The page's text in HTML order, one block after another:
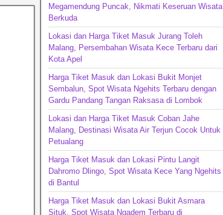
Megamendung Puncak, Nikmati Keseruan Wisata
Berkuda
Lokasi dan Harga Tiket Masuk Jurang Toleh
Malang, Persembahan Wisata Kece Terbaru dari
Kota Apel
Harga Tiket Masuk dan Lokasi Bukit Monjet
Sembalun, Spot Wisata Ngehits Terbaru dengan
Gardu Pandang Tangan Raksasa di Lombok
Lokasi dan Harga Tiket Masuk Coban Jahe
Malang, Destinasi Wisata Air Terjun Cocok Untuk
Petualang
Harga Tiket Masuk dan Lokasi Pintu Langit
Dahromo Dlingo, Spot Wisata Kece Yang Ngehits
di Bantul
Harga Tiket Masuk dan Lokasi Bukit Asmara
Situk, Spot Wisata Ngadem Terbaru di